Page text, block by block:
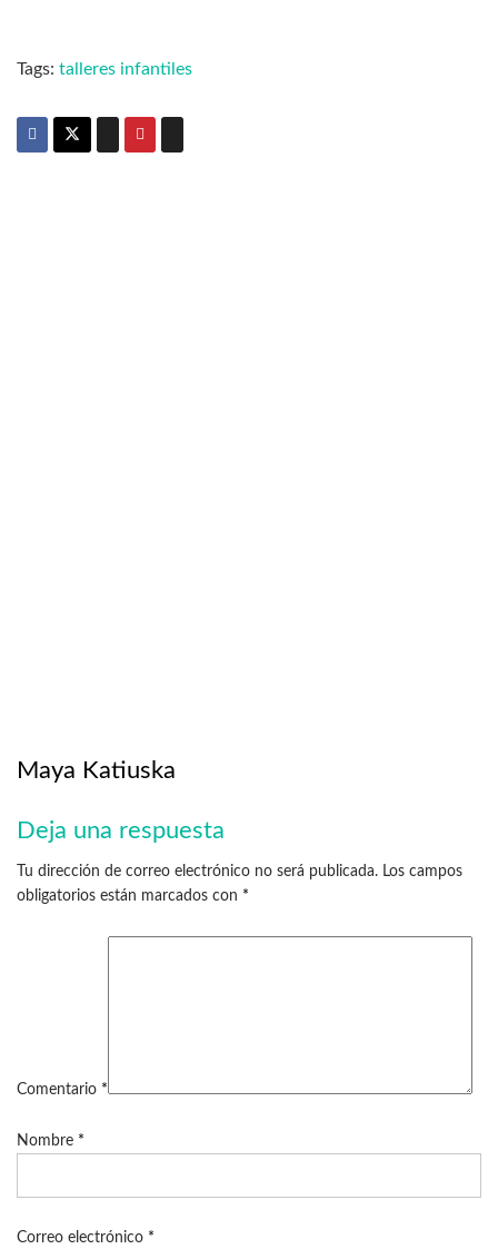
Tags: talleres infantiles
Maya Katiuska
Deja una respuesta
Tu dirección de correo electrónico no será publicada. Los campos
obligatorios están marcados con *
Comentario *
Nombre *
Correo electrónico *